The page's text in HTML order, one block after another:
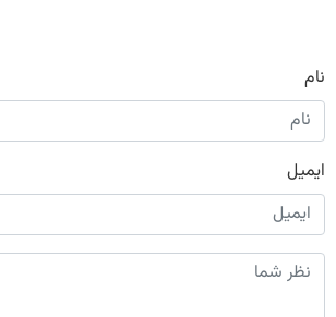
نام
ایمیل